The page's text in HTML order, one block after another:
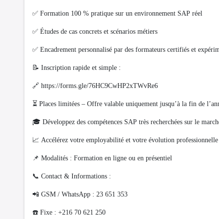
✅ Formation 100 % pratique sur un environnement SAP réel
✅ Études de cas concrets et scénarios métiers
✅ Encadrement personnalisé par des formateurs certifiés et
📝 Inscription rapide et simple :
🔗 https://forms.gle/76HC9CwHP2xTWvRe6
⏳ Places limitées – Offre valable uniquement jusqu’à la fin de
🎓 Développez des compétences SAP très recherchées sur le
📈 Accélérez votre employabilité et votre évolution professionnelle
📌 Modalités : Formation en ligne ou en présentiel
📞 Contact & Informations :
📲 GSM / WhatsApp : 23 651 353
☎️ Fixe : +216 70 621 250